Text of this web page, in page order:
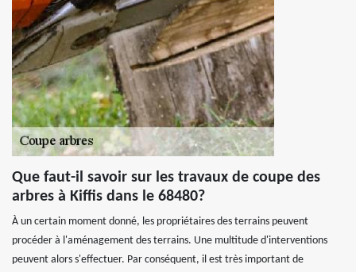
Que faut-il savoir sur les travaux de coupe des
arbres à Kiffis dans le 68480?
À un certain moment donné, les propriétaires des terrains peuvent
procéder à l'aménagement des terrains. Une multitude d'interventions
peuvent alors s'effectuer. Par conséquent, il est très important de